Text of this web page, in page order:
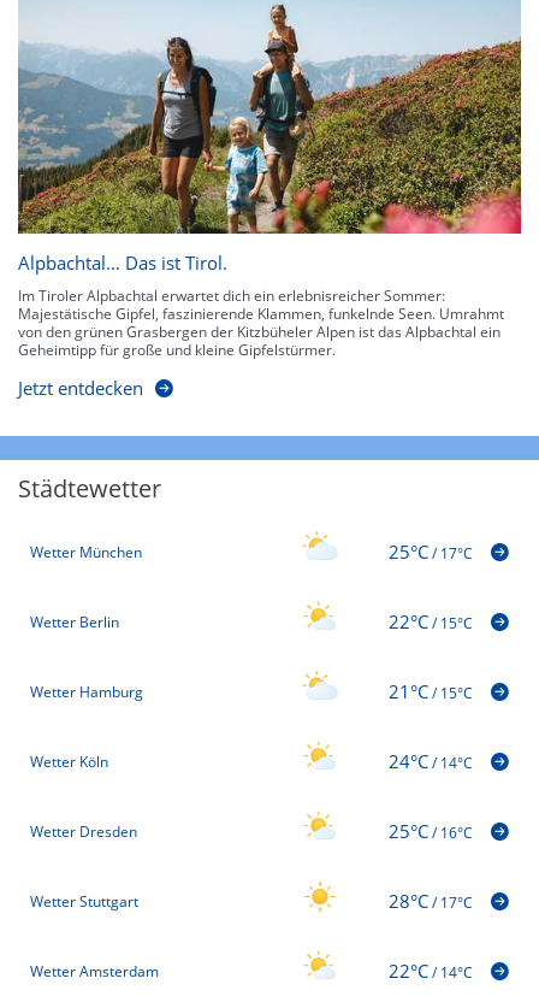
Alpbachtal… Das ist Tirol.
Im Tiroler Alpbachtal erwartet dich ein erlebnisreicher Sommer:
Majestätische Gipfel, faszinierende Klammen, funkelnde Seen. Umrahmt
von den grünen Grasbergen der Kitzbüheler Alpen ist das Alpbachtal ein
Geheimtipp für große und kleine Gipfelstürmer.
Jetzt entdecken
Städtewetter
Wetter München 25°C/17°C
Wetter Berlin 22°C/15°C
Wetter Hamburg 21°C/15°C
Wetter Köln 24°C/14°C
Wetter Dresden 25°C/16°C
Wetter Stuttgart 28°C/17°C
Wetter Amsterdam 22°C/14°C